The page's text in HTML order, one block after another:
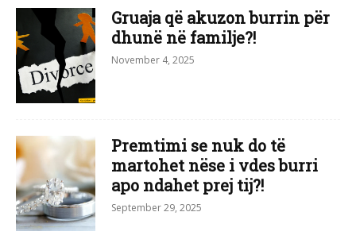
Gruaja që akuzon burrin për
dhunë në familje?!
November 4, 2025
Premtimi se nuk do të
martohet nëse i vdes burri
apo ndahet prej tij?!
September 29, 2025